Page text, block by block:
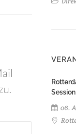
Session
06.